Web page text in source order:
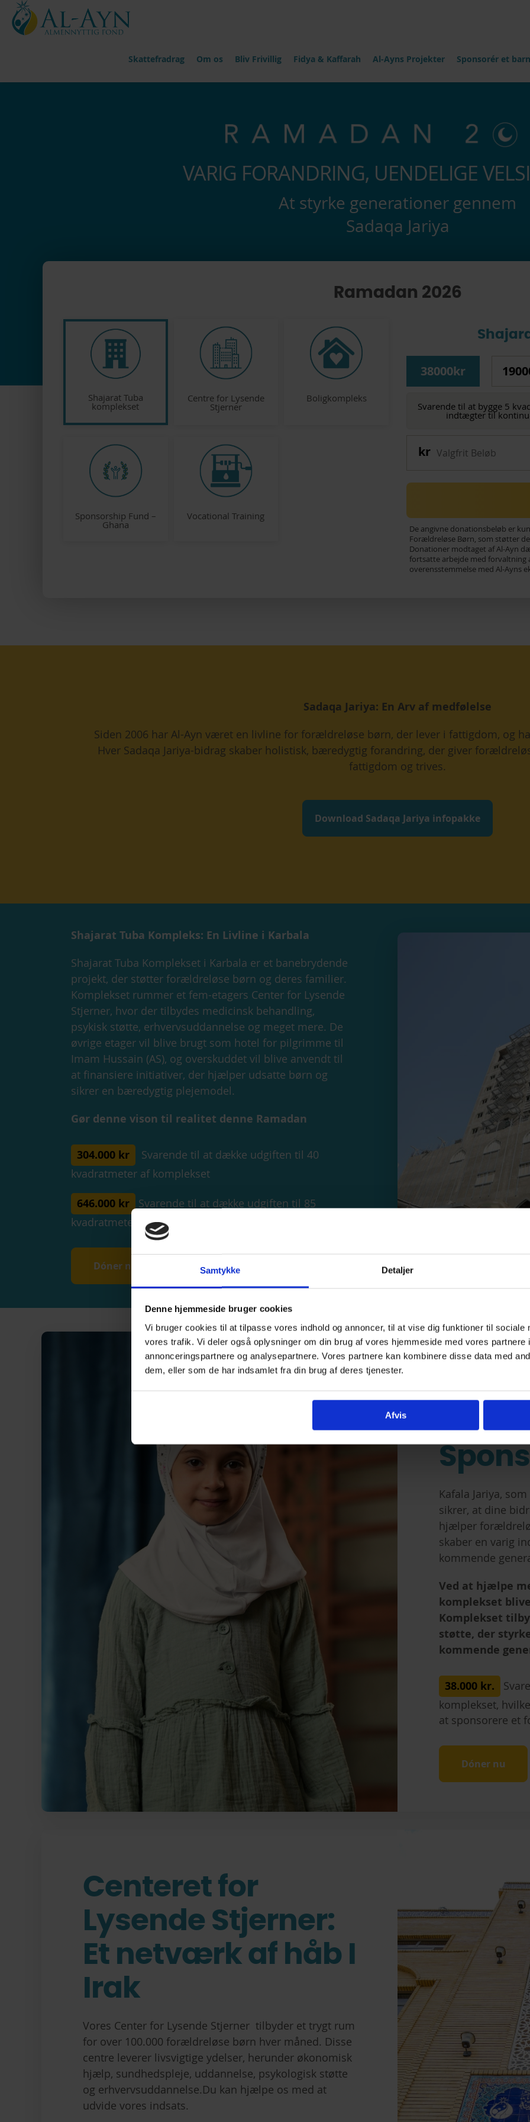
Samtykke Detaljer
Denne hjemmeside bruger cookies
Vi bruger cookies til at tilpasse vores indhold og annoncer, til at vise dig funktioner til sociale
vores trafik. Vi deler også oplysninger om din brug af vores hjemmeside med vores partnere
annonceringspartnere og analysepartnere. Vores partnere kan kombinere disse data med
dem, eller som de har indsamlet fra din brug af deres tjenester.
Afvis
Skattefradrag Om os Bliv Frivillig Fidya & Kaffarah Al-Ayns Projekter Sponsorér et barn
VARIG FORANDRING, UENDELIGE
At styrke generationer gennem
Sadaqa Jariya
Ramadan 2026
Shajarat Tuba
komplekset
Centre for Lysende
Stjerner
Boligkompleks
Sponsorship Fund –
Ghana
Vocational Training
38000kr
Svarende til at bygge 5
indtægter til
De angivne donationsbeløb er
Forældreløse Børn, som støtter
Donationer modtaget af Al-Ayn
fortsatte arbejde med forvaltning
overensstemmelse med Al-Ayns
Sadaqa Jariya: En Arv af medfølelse
Siden 2006 har Al-Ayn været en livline for forældreløse børn, der lever i fattigdom, og
Hver Sadaqa Jariya-bidrag skaber holistisk, bæredygtig forandring, der giver
fattigdom og trives.
Download Sadaqa Jariya infopakke
Shajarat Tuba Kompleks: En Livline i Karbala
Shajarat Tuba Komplekset i Karbala er et banebrydende
projekt, der støtter forældreløse børn og deres familier.
Komplekset rummer et fem-etagers Center for Lysende
Stjerner, hvor der tilbydes medicinsk behandling,
psykisk støtte, erhvervsuddannelse og meget mere. De
øvrige etager vil blive brugt som hotel for pilgrimme til
Imam Hussain (AS), og overskuddet vil blive anvendt til
at finansiere initiativer, der hjælper udsatte børn og
sikrer en bæredygtig plejemodel.
Gør denne vison til realitet denne Ramadan
304.000 kr
Svarende til at dække udgiften til 40
kvadratmeter af komplekset
646.000 kr
Svarende til at dække udgiften til 85
kvadratmeter af en lejlighed
Dóner nu
Kafala Jariya,
sikrer, at dine
hjælper
skaber en varig
kommende
Ved at hjælpe
komplekset
Komplekset
støtte, der
kommende
38.000 kr.
komplekset,
at sponsorere et
Dóner nu
Centeret for
Lysende Stjerner:
Et netværk af håb I
Irak
Vores Center for Lysende Stjerner tilbyder et trygt rum
for over 100.000 forældreløse børn hver måned. Disse
centre leverer livsvigtige ydelser, herunder økonomisk
hjælp, sundhedspleje, uddannelse, psykologisk støtte
og erhvervsuddannelse.Du kan hjælpe os med at
udvide vores indsats.